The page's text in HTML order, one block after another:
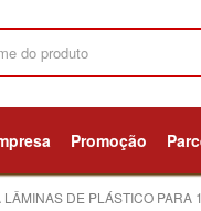
Promoção
DE PLÁSTICO PARA